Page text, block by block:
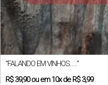
“FALANDO EM VINHOS…..”
R$39,90ou em10xde R$ 3,99